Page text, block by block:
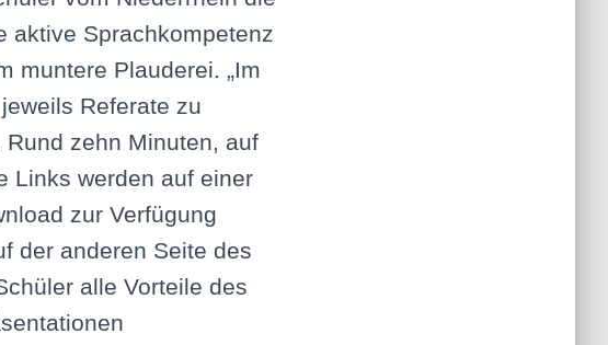
aktive Sprachkompetenz
muntere Plauderei. „Im
Referate zu
zehn Minuten, auf
Links werden auf einer
zur Verfügung
der anderen Seite des
alle Vorteile des